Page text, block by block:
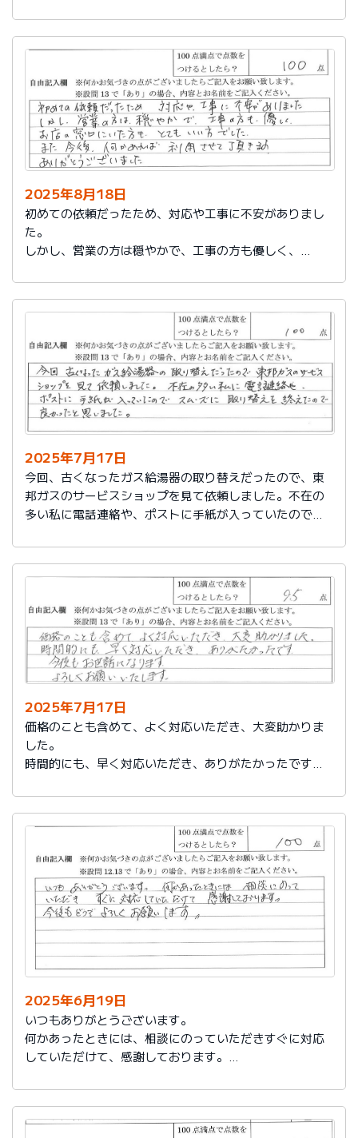
2025年8月18日
初めての依頼だったため、対応や工事に不安がありまし
た。
しかし、営業の方は穏やかで、工事の方も優しく、
また今後、何かあれば利用させて頂きます。
ありがとうございました。
2025年7月17日
今回、古くなったガス給湯器の取り替えだったので、東
邦ガスのサービスショップを見て依頼しました。不在の
多い私に電話連絡や、ポストに手紙が入っていたので、
た。
2025年7月17日
価格のことも含めて、よく対応いただき、大変助かりま
した。
時間的にも、早く対応いただき、ありがたかったです。
2025年6月19日
いつもありがとうございます。
何かあったときには、相談にのっていただきすぐに対応
していただけて、感謝しております。